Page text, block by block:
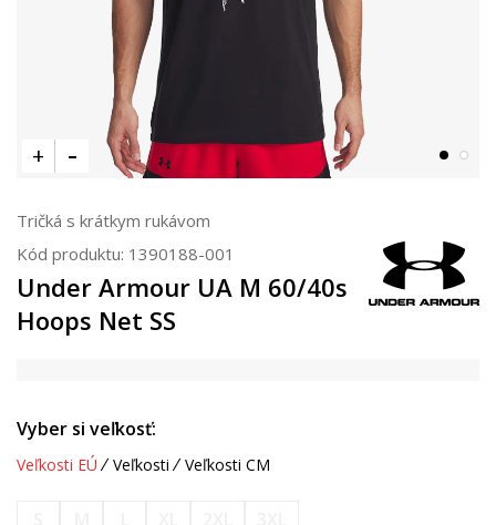
Tričká s krátkym rukávom
Kód produktu: 1390188-001
Under Armour UA M 60/40s
Hoops Net SS
Vyber si veľkosť:
Veľkosti EÚ Veľkosti Veľkosti CM